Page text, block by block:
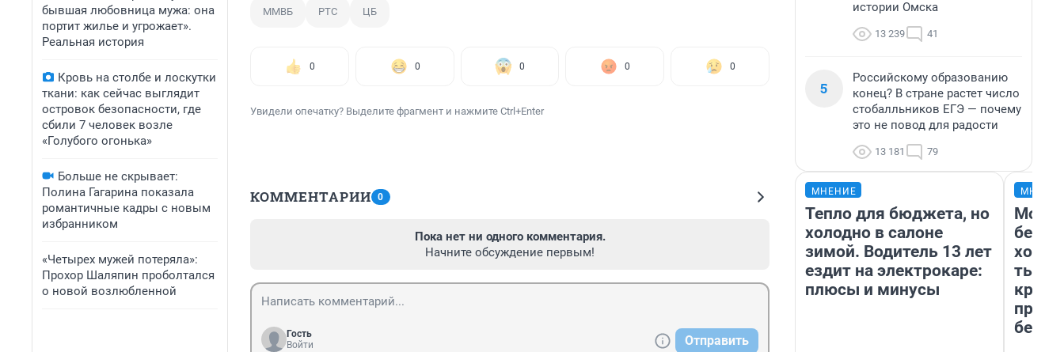
бывшая любовница мужа: она
портит жилье и угрожает».
Реальная история
Кровь на столбе и лоскутки
ткани: как сейчас выглядит
островок безопасности, где
сбили 7 человек возле
«Голубого огонька»
Больше не скрывает:
Полина Гагарина показала
романтичные кадры с новым
избранником
«Четырех мужей потеряла»:
Прохор Шаляпин проболтался
о новой возлюбленной
ММВБ РТС ЦБ
0 0 0 0 0
Увидели опечатку? Выделите фрагмент и нажмите Ctrl+Enter
КОММЕНТАРИИ 0
Пока нет ни одного комментария.
Начните обсуждение первым!
Гость
Войти
Отправить
истории Омска
13 239 41
5
Российскому образованию
конец? В стране растет число
стобалльников ЕГЭ — почему
это не повод для радости
13 181 79
МНЕНИЕ
Тепло для бюджета, но
холодно в салоне
зимой. Водитель 13 лет
ездит на электрокаре:
плюсы и минусы
Мой